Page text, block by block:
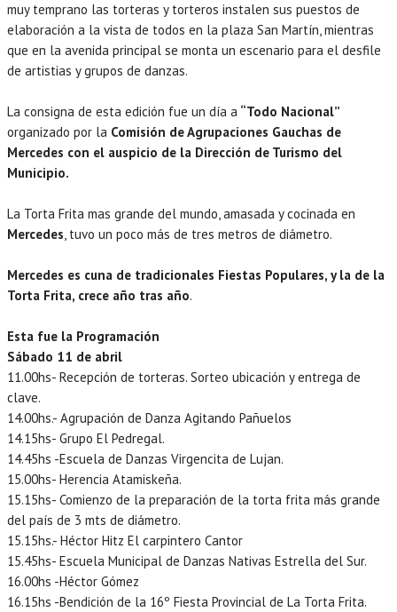
muy temprano las torteras y torteros instalen sus puestos de
elaboración a la vista de todos en la plaza San Martín, mientras
que en la avenida principal se monta un escenario para el desfile
de artistias y grupos de danzas.
La consigna de esta edición fue un día a “Todo Nacional”
organizado por la Comisión de Agrupaciones Gauchas de
Mercedes con el auspicio de la Dirección de Turismo del
Municipio.
La Torta Frita mas grande del mundo, amasada y cocinada en
Mercedes, tuvo un poco más de tres metros de diámetro.
Mercedes es cuna de tradicionales Fiestas Populares, y la de la
Torta Frita, crece año tras año.
Esta fue la Programación
Sábado 11 de abril
11.00hs- Recepción de torteras. Sorteo ubicación y entrega de
clave.
14.00hs.- Agrupación de Danza Agitando Pañuelos
14.15hs- Grupo El Pedregal.
14.45hs -Escuela de Danzas Virgencita de Lujan.
15.00hs- Herencia Atamiskeña.
15.15hs- Comienzo de la preparación de la torta frita más grande
del país de 3 mts de diámetro.
15.15hs.- Héctor Hitz El carpintero Cantor
15.45hs- Escuela Municipal de Danzas Nativas Estrella del Sur.
16.00hs -Héctor Gómez
16.15hs -Bendición de la 16º Fiesta Provincial de La Torta Frita.